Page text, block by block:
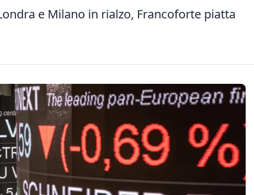
e Milano in rialzo, Francoforte piatta